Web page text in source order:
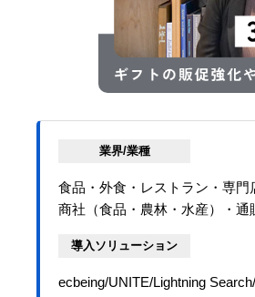
業界/業種
食品・外食・レストラン・専門
商社（食品・農林・水産）・通
導入ソリューション
ecbeing/UNITE/Lightning